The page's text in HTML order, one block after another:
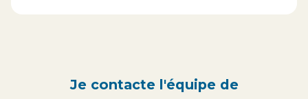
Je contacte l'équipe de